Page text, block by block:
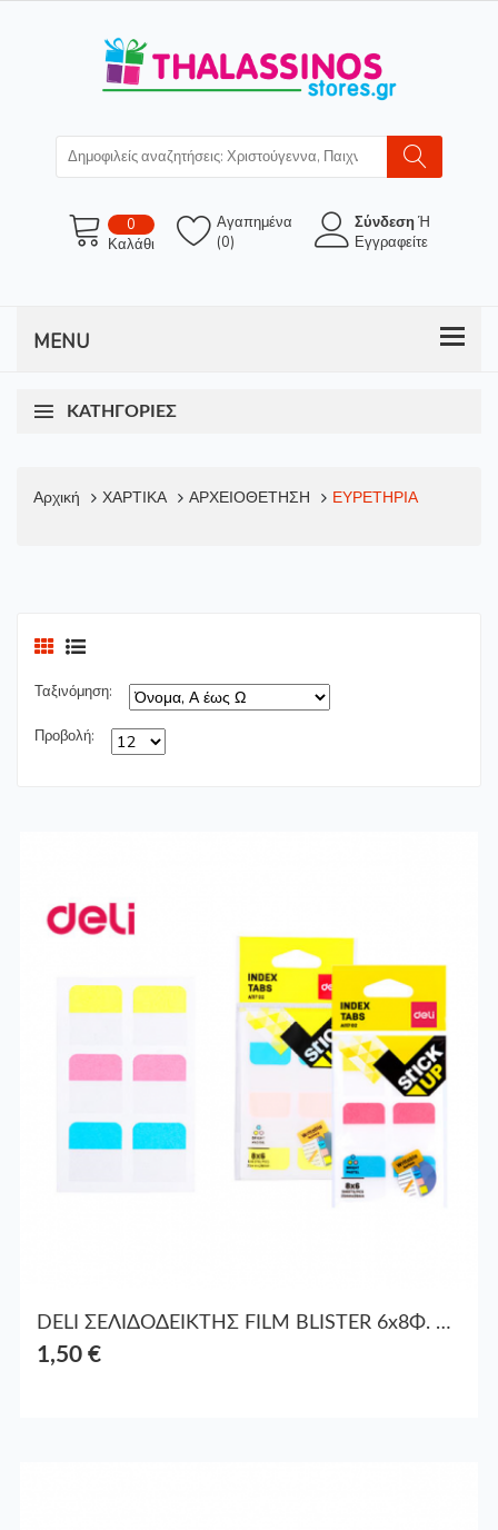
0
Καλάθι
Αγαπημένα
(0)
ΣύνδεσηΉ
Εγγραφείτε
ΚΑΤΗΓΟΡΊΕΣ
Αρχική ΧΑΡΤΙΚΑ ΑΡΧΕΙΟΘΕΤΗΣΗ ΕΥΡΕΤΗΡΙΑ
Ταξινόμηση:
Προβολή:
DELI ΣΕΛΙΔΟΔΕΙΚΤΗΣ FILM BLISTER 6x8Φ. 25x28mm STICK UP ΑΣΣΟΡΤΙ
1,50 €